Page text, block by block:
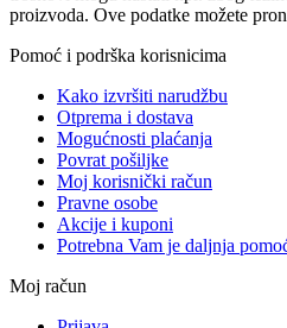
proizvoda. Ove podatke možete
Pomoć i podrška korisnicima
Kako izvršiti narudžbu
Otprema i dostava
Mogućnosti plaćanja
Povrat pošiljke
Moj korisnički račun
Pravne osobe
Akcije i kuponi
Potrebna Vam je daljnja
Moj račun